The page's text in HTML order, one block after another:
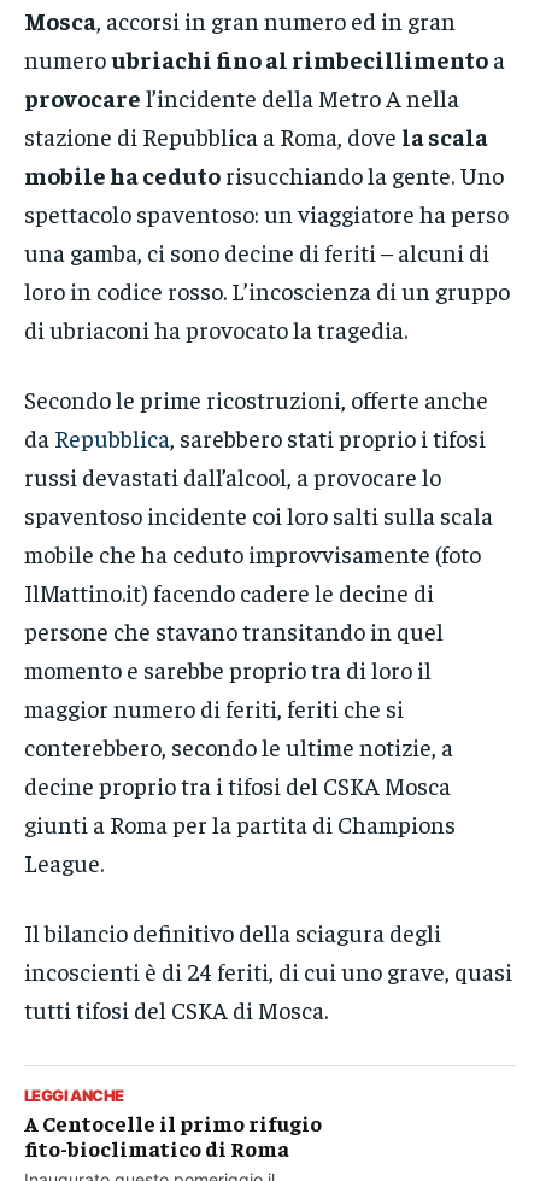
Mosca, accorsi in gran numero ed in gran
numeroubriachi fino al rimbecillimento a
provocare l’incidente della Metro A nella
stazione di Repubblica a Roma, dove la scala
mobile ha ceduto risucchiando la gente. Uno
spettacolo spaventoso: un viaggiatore ha perso
una gamba, ci sono decine di feriti – alcuni di
loro in codice rosso. L’incoscienza di un gruppo
di ubriaconi ha provocato la tragedia.
Secondo le prime ricostruzioni, offerte anche
da Repubblica, sarebbero stati proprio i tifosi
russi devastati dall’alcool, a provocare lo
spaventoso incidente coi loro salti sulla scala
mobile che ha ceduto improvvisamente (foto
IlMattino.it) facendo cadere le decine di
persone che stavano transitando in quel
momento e sarebbe proprio tra di loro il
maggior numero di feriti, feriti che si
conterebbero, secondo le ultime notizie, a
decine proprio tra i tifosi del CSKA Mosca
giunti a Roma per la partita di Champions
League.
Il bilancio definitivo della sciagura degli
incoscienti è di 24 feriti, di cui uno grave, quasi
tutti tifosi del CSKA di Mosca.
LEGGI ANCHE
A Centocelle il primo rifugio
fito-bioclimatico di Roma